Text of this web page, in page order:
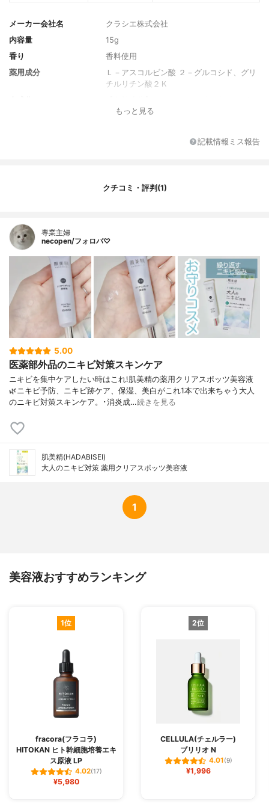
メーカー会社名
クラシエ株式会社
内容量
15g
香り
香料使用
薬用成分
Ｌ－アスコルビン酸 ２－グルコシド、グリ
チルリチン酸２Ｋ
コシド、グリチルリチン酸２Ｋ 【その他の
エキス、ホップエキス、サンザシエキス、
ス、ユズセラミド、シャクヤクエキス、
リマー、ＰＯＥ硬化ヒマシ油、アクリル
ンタンガム、ラウリン酸ＰＯＥ（２０）ソ
ルビタン、クエン酸Ｎａ、ＢＧ、フェノキ
シエタノール、ＥＤＴＡ－２Ｎａ、クエン
酸、パラベン、香料
もっと見る
記載情報ミス報告
クチコミ・評判(1)
専業主婦
necopen/フォロバ♡
5.00
医薬部外品のニキビ対策スキンケア
ニキビを集中ケアしたい時はこれ❕肌美精の薬用クリアスポッツ美容液
🌿ニキビ予防、ニキビ跡ケア、保湿、美白がこれ1本で出来ちゃう大人
のニキビ対策スキンケア。･消炎成…続きを見る
肌美精(HADABISEI)
大人のニキビ対策 薬用クリアスポッツ美容液
1
美容液おすすめランキング
1位
fracora(フラコラ)
HITOKAN ヒト幹細胞培養エキ
ス原液 LP
4.02(17)
¥5,980
2位
CELLULA(チェルラー)
ブリリオ N
4.01(9)
¥1,996